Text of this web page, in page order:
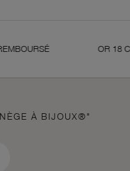
OR 18
À BIJOUX®"